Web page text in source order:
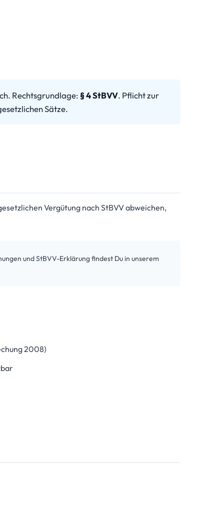
Rechtsgrundlage:§ 4 StBVV. Pflicht zur
Sätze.
Vergütung nach StBVV abweichen,
und StBVV-Erklärung findest Du in unserem
2008)